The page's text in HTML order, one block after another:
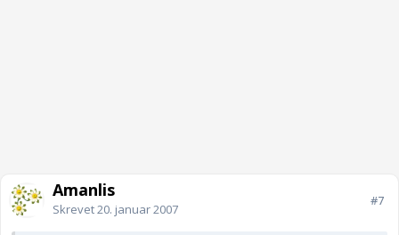
Amanlis
Skrevet20. januar 2007
#7